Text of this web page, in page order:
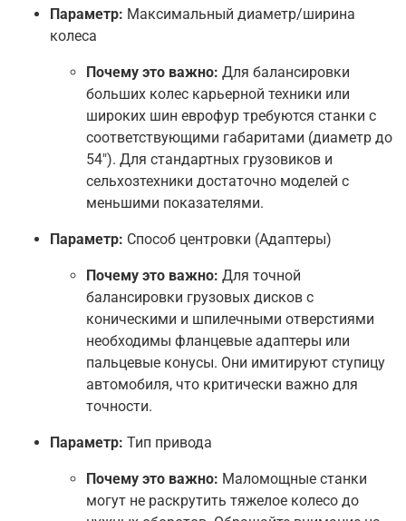
Параметр: Максимальный диаметр/ширина
колеса
Почему это важно: Для балансировки
больших колес карьерной техники или
широких шин еврофур требуются станки с
соответствующими габаритами (диаметр до
54"). Для стандартных грузовиков и
сельхозтехники достаточно моделей с
меньшими показателями.
Параметр: Способ центровки (Адаптеры)
Почему это важно: Для точной
балансировки грузовых дисков с
коническими и шпилечными отверстиями
необходимы фланцевые адаптеры или
пальцевые конусы. Они имитируют ступицу
автомобиля, что критически важно для
точности.
Параметр: Тип привода
Почему это важно: Маломощные станки
могут не раскрутить тяжелое колесо до